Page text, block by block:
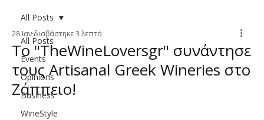
All Posts
Events
Opinions
Business
WineStyle
All Posts
To "TheWineLoversgr" συνάντησε
τους Artisanal Greek Wineries στο
Ζάππειο!
28 Ιαν διαβάστηκε 3 λεπτά